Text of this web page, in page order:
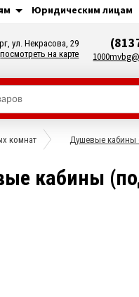
Юридическим лицам
ул. Некрасова, 29
посмотреть на карте
комнат Душевые кабины
кабины